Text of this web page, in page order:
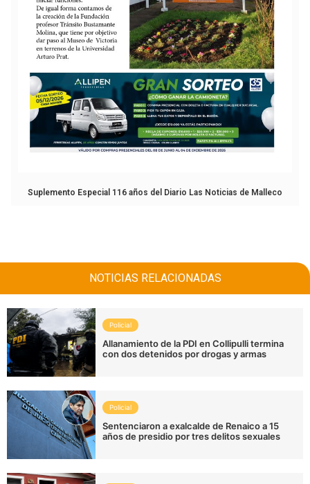
Suplemento Especial 116 años del Diario Las Noticias de Malleco
NOTICIAS RELACIONADAS
Policial
Allanamiento de la PDI en Collipulli termina
con dos detenidos por drogas y armas
Policial
Sentenciaron a exalcalde de Renaico a 15
años de presidio por tres delitos sexuales